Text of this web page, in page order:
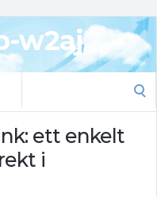
w2aj
ett enkelt
i